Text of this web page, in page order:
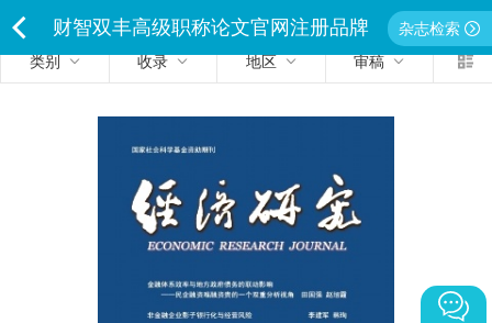
财智双丰高级职称论文官网注册品牌
独家经营严禁侵权违者必究
杂志检索
类别
收录 地区 审稿